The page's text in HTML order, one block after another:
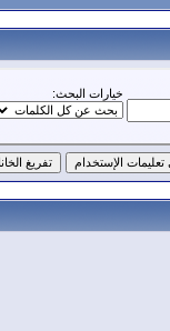
خيارات البحث: